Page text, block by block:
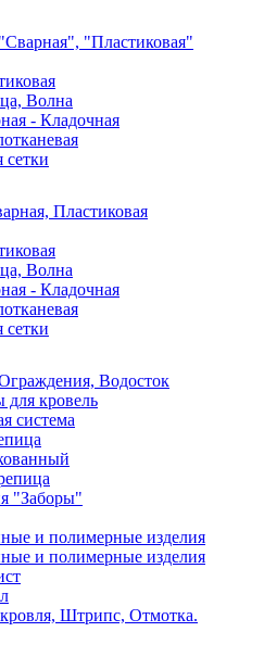
"Пластиковая"
Волна
- Кладочная
сетки
Пластиковая
Волна
- Кладочная
сетки
Водосток
для кровель
система
"Заборы"
и полимерные изделия
и полимерные изделия
Штрипс, Отмотка.